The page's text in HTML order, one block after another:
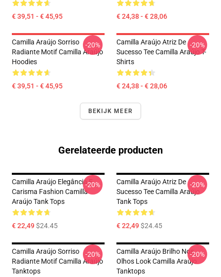
€ 39,51 - € 45,95 € 24,38 - € 28,06
Camilla Araújo Sorriso
Radiante Motif Camilla Araújo
Hoodies
€ 39,51 - € 45,95
-20%
Camilla Araújo Atriz De
Sucesso Tee Camilla Araújo T-
Shirts
€ 24,38 - € 28,06
-20%
BEKIJK MEER
Gerelateerde producten
Camilla Araújo Elegância E
Carisma Fashion Camilla
Araújo Tank Tops
€ 22,49$24.45
-20%
Camilla Araújo Atriz De
Sucesso Tee Camilla Araújo
Tank Tops
€ 22,49$24.45
-20%
Camilla Araújo Sorriso
Radiante Motif Camilla Araújo
Tanktops
-20%
Camilla Araújo Brilho Nos
Olhos Look Camilla Araújo
Tanktops
-20%